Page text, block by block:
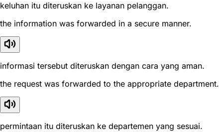
keluhan itu diteruskan ke layanan pelanggan.
the information was forwarded in a secure manner.
informasi tersebut diteruskan dengan cara yang aman.
the request was forwarded to the appropriate department.
permintaan itu diteruskan ke departemen yang sesuai.